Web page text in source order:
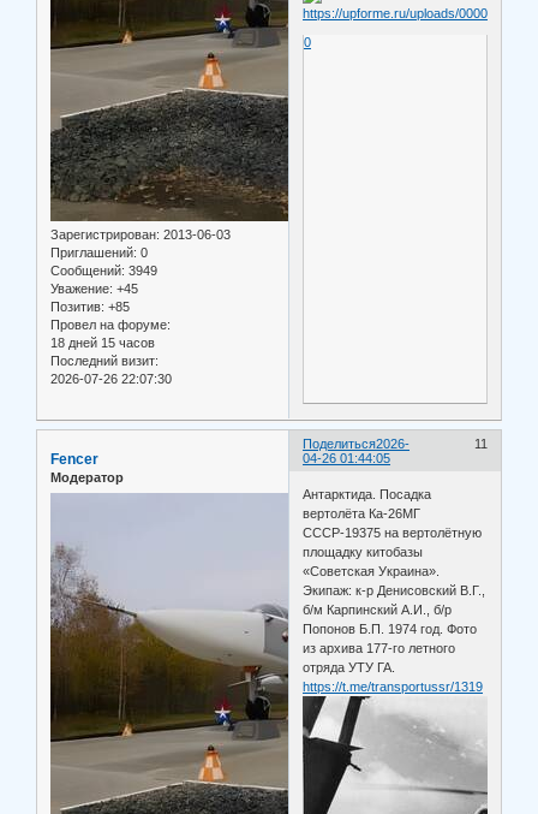
Зарегистрирован: 2013-06-03
Приглашений: 0
Сообщений: 3949
Уважение: +45
Позитив: +85
Провел на форуме:
18 дней 15 часов
Последний визит:
2026-07-26 22:07:30
0
Поделиться 11
2026-
04-26 01:44:05
Fencer
Модератор
Антарктида. Посадка
вертолёта Ка-26МГ
СССР-19375 на вертолётную
площадку китобазы
«Советская Украина».
Экипаж: к-р Денисовский В.Г.,
б/м Карпинский А.И., б/р
Попонов Б.П. 1974 год. Фото
из архива 177-го летного
отряда УТУ ГА.
https://t.me/transportussr/1319